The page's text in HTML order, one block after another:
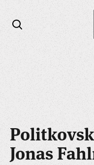
Öppna sök
Jonas